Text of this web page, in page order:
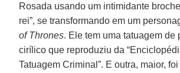
Rosada usando um intimidante
rei”, se transformando em um
of Thrones. Ele tem uma tatuagem de
cirílico que reproduziu da
Tatuagem Criminal”. E outra, maior,